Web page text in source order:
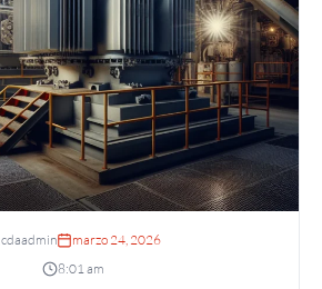
cdaadmin
marzo 24, 2026
8:01 am